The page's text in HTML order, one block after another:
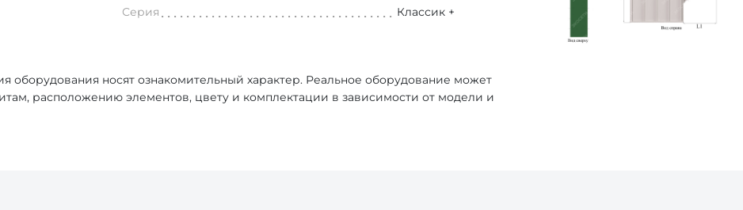
Серия
Классик +
оборудования носят ознакомительный характер. Реальное оборудование может
расположению элементов, цвету и комплектации в зависимости от модели и